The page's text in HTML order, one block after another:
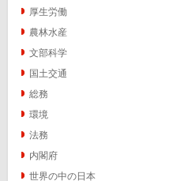
厚生労働
農林水産
文部科学
国土交通
総務
環境
法務
内閣府
世界の中の日本